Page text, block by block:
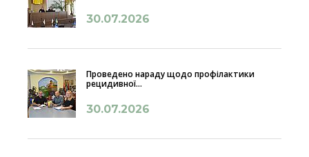
30.07.2026
Проведено нараду щодо профілактики
рецидивної...
30.07.2026